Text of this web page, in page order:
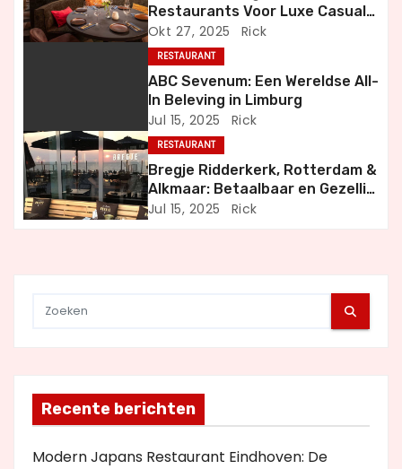
v
a
t
i
Restaurants Voor Luxe Casual
en Bijzondere Momenten
Okt 27, 2025 Rick
RESTAURANT
ABC Sevenum: Een Wereldse All-
In Beleving in Limburg
Jul 15, 2025 Rick
RESTAURANT
Bregje Ridderkerk, Rotterdam &
Alkmaar: Betaalbaar en Gezellig
Uit Eten
Jul 15, 2025 Rick
Recente berichten
Modern Japans Restaurant Eindhoven: De